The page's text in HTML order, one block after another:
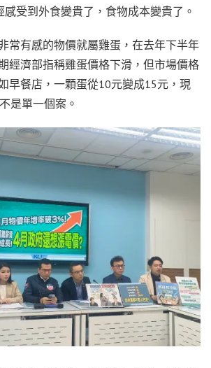
感受到外食變貴了，食物成本變貴了。
常有感的物價就屬雞蛋，在去年下半年
經濟部指稱雞蛋價格下滑，但市場價格
早餐店，一顆蛋從10元變成15元，現
是單一個案。